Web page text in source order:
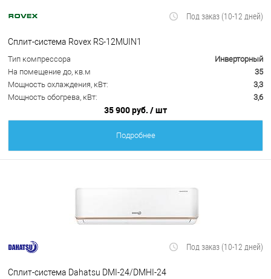
Под заказ (10-12 дней)
Сплит-система Rovex RS-12MUIN1
Тип компрессора
Инверторный
На помещение до, кв.м
35
Мощность охлаждения, кВт:
3,3
Мощность обогрева, кВт:
3,6
35 900 руб. / шт
Подробнее
Под заказ (10-12 дней)
Сплит-система Dahatsu DMI-24/DMHI-24